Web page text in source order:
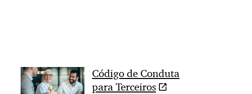
Código de Conduta
para Terceiros